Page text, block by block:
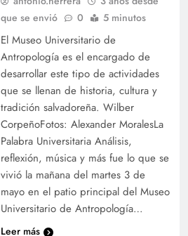
que se envió
0 5 minutos
El Museo Universitario de
Antropología es el encargado de
desarrollar este tipo de actividades
que se llenan de historia, cultura y
tradición salvadoreña. Wilber
CorpeñoFotos: Alexander MoralesLa
Palabra Universitaria Análisis,
reflexión, música y más fue lo que se
vivió la mañana del martes 3 de
mayo en el patio principal del Museo
Universitario de Antropología…
Leer más